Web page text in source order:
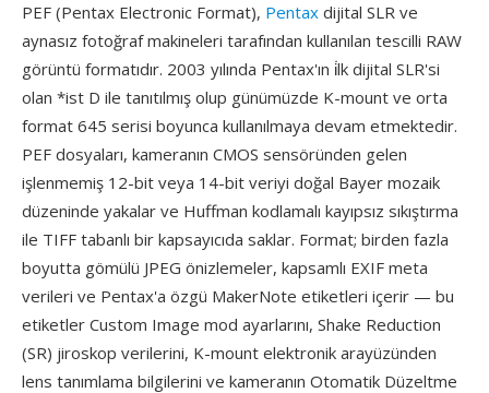
PEF (Pentax Electronic Format), Pentax dijital SLR ve
aynasız fotoğraf makineleri tarafından kullanılan tescilli RAW
görüntü formatıdır. 2003 yılında Pentax'ın i̇lk dijital SLR'si
olan *ist D ile tanıtılmış olup günümüzde K-mount ve orta
format 645 serisi boyunca kullanılmaya devam etmektedir.
PEF dosyaları, kameranın CMOS sensöründen gelen
işlenmemiş 12-bit veya 14-bit veriyi doğal Bayer mozaik
düzeninde yakalar ve Huffman kodlamalı kayıpsız sıkıştırma
ile TIFF tabanlı bir kapsayıcıda saklar. Format; birden fazla
boyutta gömülü JPEG önizlemeler, kapsamlı EXIF meta
verileri ve Pentax'a özgü MakerNote etiketleri içerir — bu
etiketler Custom Image mod ayarlarını, Shake Reduction
(SR) jiroskop verilerini, K-mount elektronik arayüzünden
lens tanımlama bilgilerini ve kameranın Otomatik Düzeltme